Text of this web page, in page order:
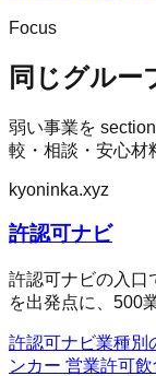
Focus
同じグルー
弱い事業を
較・相談・安心材
kyoninka.xyz
許認可ナビ
許認可ナビの入口
を出発点に、500
許認可ナビ業種別
ンカー 営業許可飲